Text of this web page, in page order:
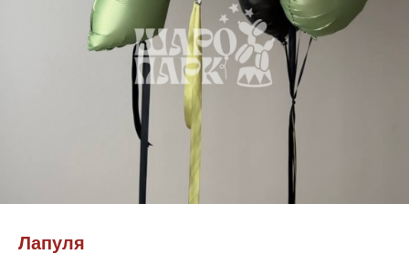
Лапуля